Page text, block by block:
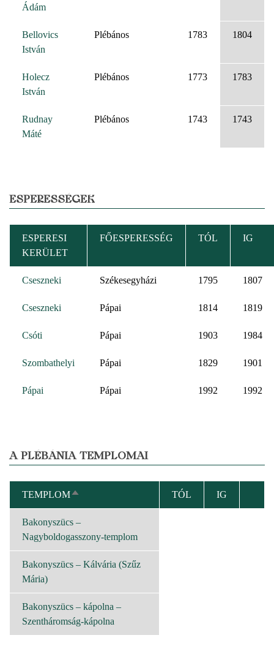
Ádám
Bellovics
István
Plébános 1783 1804
Holecz
István
Plébános 1773 1783
Rudnay
Máté
Plébános 1743 1743
ESPERESSÉGEK
ESPERESI
KERÜLET
FŐESPERESSÉG TÓL IG
Cseszneki Székesegyházi 1795 1807
Cseszneki Pápai 1814 1819
Csóti Pápai 1903 1984
Szombathelyi Pápai 1829 1901
Pápai Pápai 1992 1992
A PLÉBÁNIA TEMPLOMAI
TEMPLOMCSÖKKENŐ
RENDEZÉS
TÓL IG
Bakonyszücs –
Nagyboldogasszony-templom
Bakonyszücs – Kálvária (Szűz
Mária)
Bakonyszücs – kápolna –
Szentháromság-kápolna